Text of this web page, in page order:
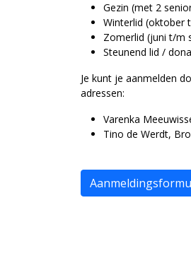
Gezin (met 2
Winterlid (oktober
Zomerlid (juni t/m
Steunend lid /
Je kunt je aanmelden
adressen:
Varenka
Tino de Werdt,